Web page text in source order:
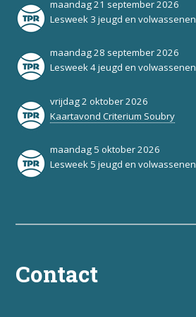
maandag 21 september 2026
Lesweek 3 jeugd en volwassenen
maandag 28 september 2026
Lesweek 4 jeugd en volwassenen
vrijdag 2 oktober 2026
Kaartavond Criterium Soubry
maandag 5 oktober 2026
Lesweek 5 jeugd en volwassenen
Contact